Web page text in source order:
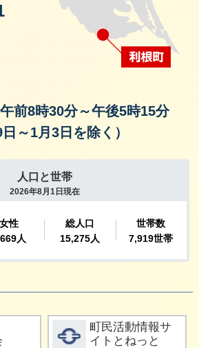
前8時30分～午後5時15分
～1月3日を除く）
る 詳細をみる
町民活動情報サ
イトとねっと